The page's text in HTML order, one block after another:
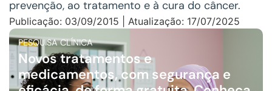
prevenção, ao tratamento e à cura do câncer.
Publicação: 03/09/2015 | Atualização: 17/07/2025
PESQUISA CLÍNICA
Novos tratamentos e
medicamentos, com segurança e